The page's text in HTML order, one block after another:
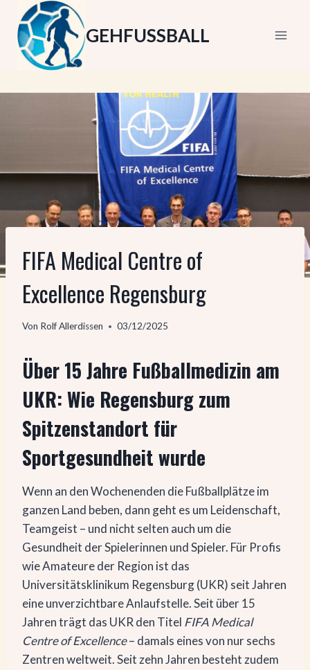
Inhalt
springen
GEHFUSSBALL
FIFA Medical Centre of
Excellence Regensburg
Von Rolf Allerdissen 03/12/2025
Über15 Jahre Fußballmedizin am
UKR: Wie Regensburg zum
Spitzenstandort für
Sportgesundheit wurde
Wenn an den Wochenenden die Fußballplätze im
ganzen Land beben, dann geht es um Leidenschaft,
Teamgeist – und nicht selten auch um die
Gesundheit der Spielerinnen und Spieler. Für Profis
wie Amateure der Region ist das
Universitätsklinikum Regensburg (UKR) seit Jahren
eine unverzichtbare Anlaufstelle. Seit über 15
Jahren trägt das UKR den Titel FIFA Medical
Centre of Excellence– damals eines von nur sechs
Zentren weltweit. Seit zehn Jahren besteht zudem